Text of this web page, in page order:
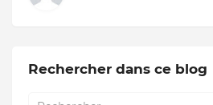
Rechercher dans ce blog